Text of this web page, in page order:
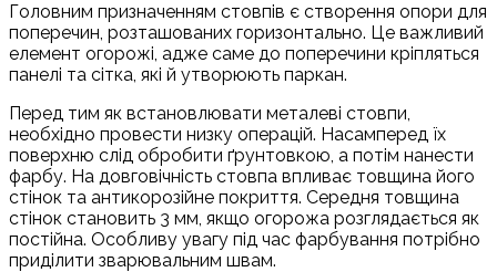
Головним призначенням стовпів є створення опори для
поперечин, розташованих горизонтально. Це важливий
елемент огорожі, адже саме до поперечини кріпляться
панелі та сітка, які й утворюють паркан.
Перед тим як встановлювати металеві стовпи,
необхідно провести низку операцій. Насамперед їх
поверхню слід обробити ґрунтовкою, а потім нанести
фарбу. На довговічність стовпа впливає товщина його
стінок та антикорозійне покриття. Середня товщина
стінок становить 3 мм, якщо огорожа розглядається як
постійна. Особливу увагу під час фарбування потрібно
приділити зварювальним швам.